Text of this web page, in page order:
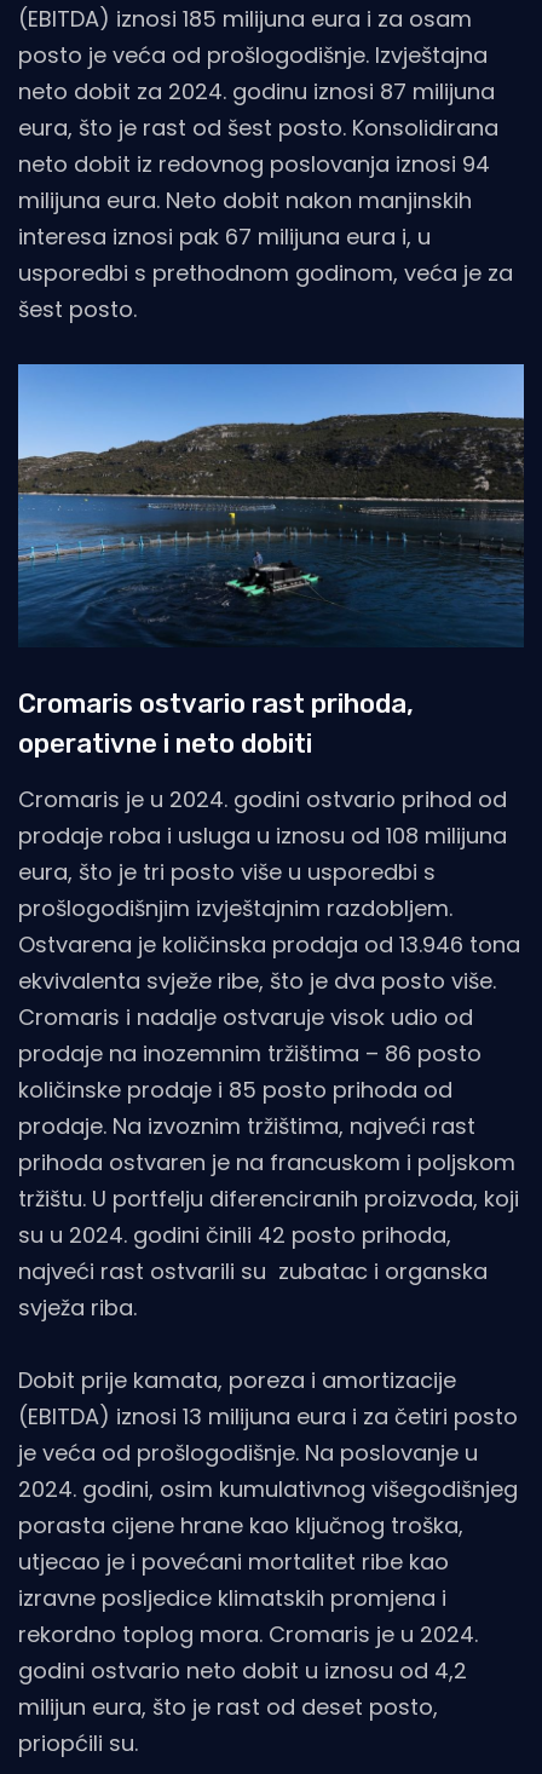
(EBITDA) iznosi 185 milijuna eura i za osam
posto je veća od prošlogodišnje. Izvještajna
neto dobit za 2024. godinu iznosi 87 milijuna
eura, što je rast od šest posto. Konsolidirana
neto dobit iz redovnog poslovanja iznosi 94
milijuna eura. Neto dobit nakon manjinskih
interesa iznosi pak 67 milijuna eura i, u
usporedbi s prethodnom godinom, veća je za
šest posto.
Cromaris ostvario rast prihoda,
operativne i neto dobiti
Cromaris je u 2024. godini ostvario prihod od
prodaje roba i usluga u iznosu od 108 milijuna
eura, što je tri posto više u usporedbi s
prošlogodišnjim izvještajnim razdobljem.
Ostvarena je količinska prodaja od 13.946 tona
ekvivalenta svježe ribe, što je dva posto više.
Cromaris i nadalje ostvaruje visok udio od
prodaje na inozemnim tržištima – 86 posto
količinske prodaje i 85 posto prihoda od
prodaje. Na izvoznim tržištima, najveći rast
prihoda ostvaren je na francuskom i poljskom
tržištu. U portfelju diferenciranih proizvoda, koji
su u 2024. godini činili 42 posto prihoda,
najveći rast ostvarili su zubatac i organska
svježa riba.
Dobit prije kamata, poreza i amortizacije
(EBITDA) iznosi 13 milijuna eura i za četiri posto
je veća od prošlogodišnje. Na poslovanje u
2024. godini, osim kumulativnog višegodišnjeg
porasta cijene hrane kao ključnog troška,
utjecao je i povećani mortalitet ribe kao
izravne posljedice klimatskih promjena i
rekordno toplog mora. Cromaris je u 2024.
godini ostvario neto dobit u iznosu od 4,2
milijun eura, što je rast od deset posto,
priopćili su.